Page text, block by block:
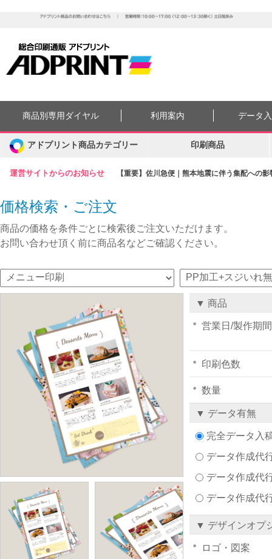
運営サイトからのお知らせ 【重要】佐川急便｜熊本地震に伴う集配への
商品別専用ダイヤル 利用案内 データ
アドプリント商品カテゴリー 印刷商品
価格検索・ご注文
商品の価格を条件ごとに検索後ご注文いただけます。
お問い合わせ頂く前に商品名などご確認ください。
▼ 商品
営業日/製作期間
印刷色数
数量
▼ データ有無
完全データ入
データ作成代
データ作成代
データ作成代
▼ デザインオプ
ロゴ・図案